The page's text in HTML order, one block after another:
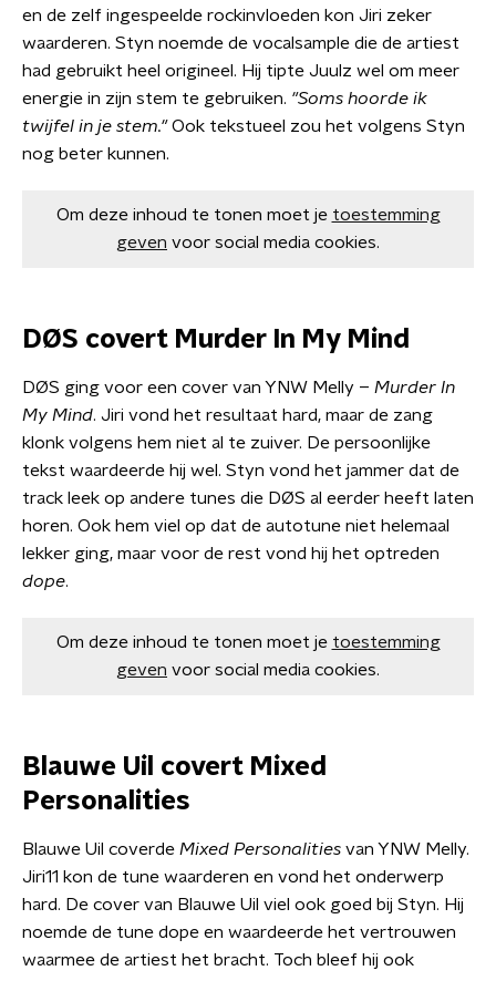
en de zelf ingespeelde rockinvloeden kon Jiri zeker
waarderen. Styn noemde de vocalsample die de artiest
had gebruikt heel origineel. Hij tipte Juulz wel om meer
energie in zijn stem te gebruiken. "Soms hoorde ik
twijfel in je stem."Ook tekstueel zou het volgens Styn
nog beter kunnen.
Om deze inhoud te tonen moet je toestemming
geven voor social media cookies.
DØS covert Murder In My Mind
DØS ging voor een cover van YNW Melly – Murder In
My Mind. Jiri vond het resultaat hard, maar de zang
klonk volgens hem niet al te zuiver. De persoonlijke
tekst waardeerde hij wel. Styn vond het jammer dat de
track leek op andere tunes die DØS al eerder heeft laten
horen. Ook hem viel op dat de autotune niet helemaal
lekker ging, maar voor de rest vond hij het optreden
dope.
Om deze inhoud te tonen moet je toestemming
geven voor social media cookies.
Blauwe Uil covert Mixed
Personalities
Blauwe Uil coverde Mixed Personalities van YNW Melly.
Jiri11 kon de tune waarderen en vond het onderwerp
hard. De cover van Blauwe Uil viel ook goed bij Styn. Hij
noemde de tune dope en waardeerde het vertrouwen
waarmee de artiest het bracht. Toch bleef hij ook